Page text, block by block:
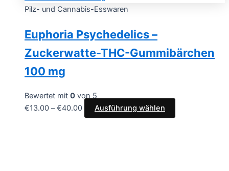
Pilz- und Cannabis-Esswaren
Euphoria Psychedelics –
Zuckerwatte-THC-Gummibärchen
100 mg
Bewertet mit 0 von 5
€13.00 –€40.00 Ausführung wählen